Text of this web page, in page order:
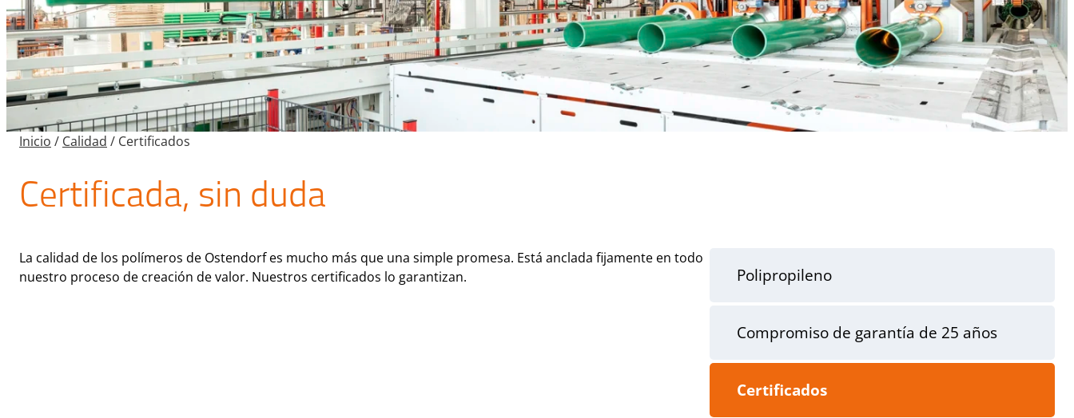
Inicio / Calidad / Certificados
Certificada, sin duda
La calidad de los polímeros de Ostendorf es mucho más que una simple promesa. Está anclada fijamente en todo
nuestro proceso de creación de valor. Nuestros certificados lo garantizan.
Polipropileno
Compromiso de garantía de 25 años
Certificados